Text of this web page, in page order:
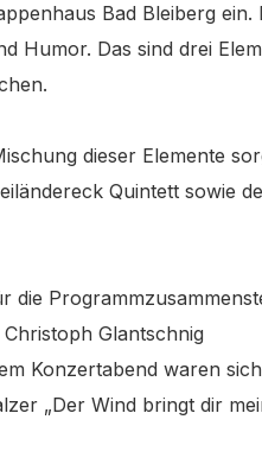
Bad Bleiberg ein.
Humor. Das sind drei
dieser Elemente
Quintett sowie
die
Glantschnig
Konzertabend waren
„Der Wind bringt dir